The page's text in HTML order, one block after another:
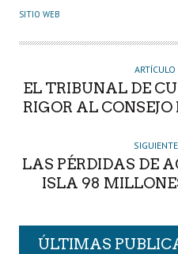
U
O
SITIO WEB
EL TRIBUNAL DE
RIGOR AL
LAS PÉRDIDAS DE
ISLA 98
ÚLTIMAS